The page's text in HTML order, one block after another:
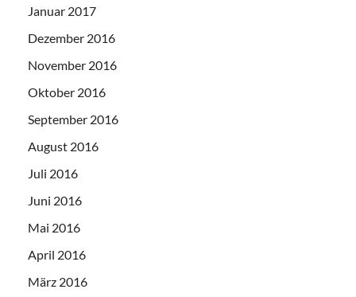
Januar 2017
Dezember 2016
November 2016
Oktober 2016
September 2016
August 2016
Juli 2016
Juni 2016
Mai 2016
April 2016
März 2016